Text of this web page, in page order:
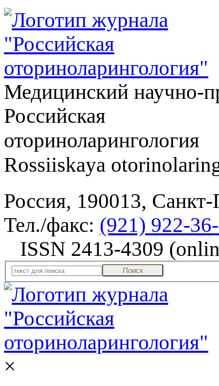
Медицинский научно-
Российская
оториноларингология
Rossiiskaya
Россия, 190013,
Тел./факс: (921) 922-
ISSN 2413-4309
Поиск
×